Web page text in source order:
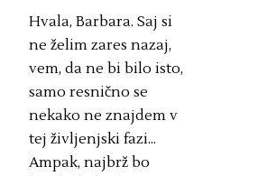
Hvala, Barbara. Saj si
ne želim zares nazaj,
vem, da ne bi bilo isto,
samo resnično se
nekako ne znajdem v
tej življenjski fazi...
Ampak, najbrž bo